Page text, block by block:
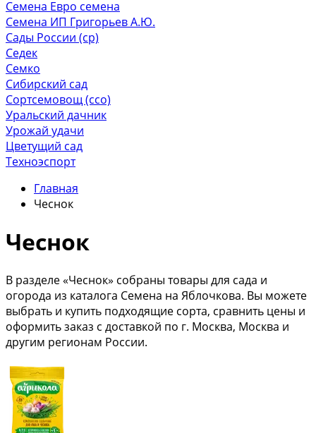
Семена Евро семена
Семена ИП Григорьев А.Ю.
Сады России (ср)
Седек
Семко
Сибирский сад
Сортсемовощ (ссо)
Уральский дачник
Урожай удачи
Цветущий сад
Техноэспорт
Главная
Чеснок
Чеснок
В разделе «Чеснок» собраны товары для сада и
огорода из каталога Семена на Яблочкова. Вы можете
выбрать и купить подходящие сорта, сравнить цены и
оформить заказ с доставкой по г. Москва, Москва и
другим регионам России.